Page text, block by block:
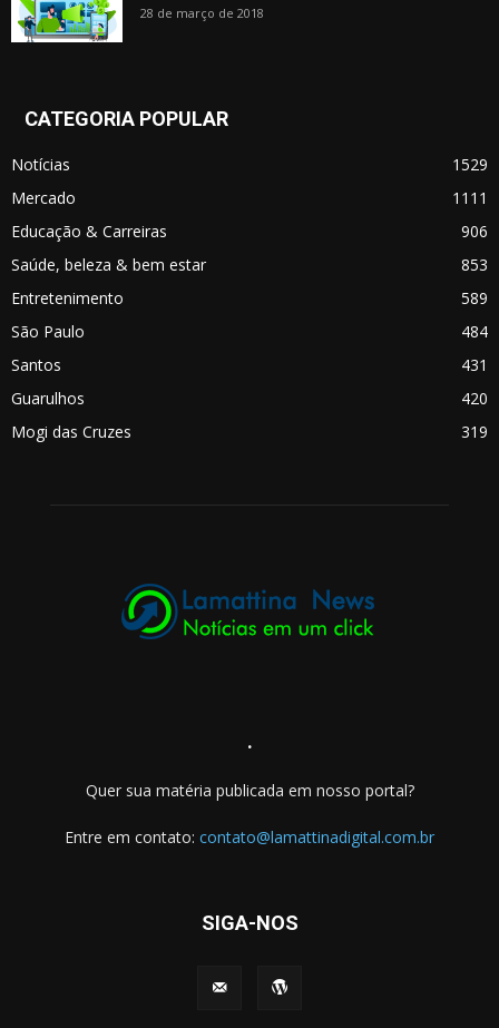
28 de março de 2018
CATEGORIA POPULAR
Notícias
1529
Mercado
1111
Educação & Carreiras
906
Saúde, beleza & bem estar
853
Entretenimento
589
São Paulo
484
Santos
431
Guarulhos
420
Mogi das Cruzes
319
.
Quer sua matéria publicada em nosso portal?
Entre em contato: contato@lamattinadigital.com.br
SIGA-NOS